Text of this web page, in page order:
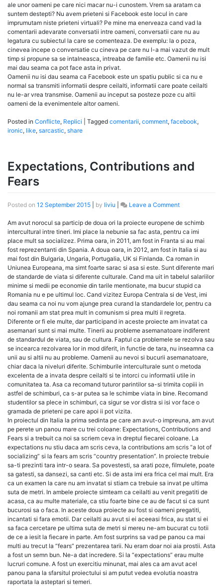
ale unor oameni pe care nici macar nu-i cunostem. Vrem sa aratam ca
suntem destepti? Nu avem prieteni si Facebook este locul in care
imprumutam niste prieteni virtuali? Pe mine ma enerveaza cand vad la
comentarii adevarate conversatii intre oameni, conversatii care nu au
legatura cu subiectul la care se comenteaza. De exemplu: la o poza,
cinevea incepe o conversatie cu cineva pe care nu l-a mai vazut de mult
timp si propune sa se intalneasca, intreaba de familie etc. Oamenii nu isi
mai dau seama ca pot face asta in privat.
Oamenii nu isi dau seama ca Facebook este un spatiu public si ca nu e
normal sa transmiti informatii despre ceilalti, informatii care poate ceilalti
nu le-ar vrea transmise. Oamenii au inceput sa posteze poze cu altii
oameni de la evenimentele altor oameni.
Posted in Conflicte, Replici Tagged comentarii, comment, facebook,
ironic, like, sarcastic, share
Expectations, Contributions and
Fears
Posted on 12 September 2015 by liviu Leave a Commenton
Contributions
and
Fears
Am avut norocul sa particip de doua ori la proiecte europene de schimb
intercultural intre tineri. Imi place la nebunie sa fac asta, pentru ca imi
place mult sa socializez. Prima oara, in 2011, am fost in Franta si au mai
fost reprezentanti din Spania. A doua oara, in 2012, am fost in Italia si au
mai fost din Bulgaria, Ungaria, Portugalia, UK si Finlanda. Ca roman in
Uniunea Europeana, ma simt foarte sarac si asa si este. Sunt diferente mari
de standarde de viata si diferente culturale. Cand ma uit in tabelul salariilor
minime si medii pe economie din tarile mentionate, ma bucur stupid ca
Romania nu e pe ultimul loc. Cand vizitez Europa Centrala si de Vest, imi
dau seama ca noi nu vom ajunge prea curand la standardele lor, pentru ca
noi romanii am stat prea mult in comunism si prea multi il regreta.
Diferente or fi ele multe, dar participand in aceste proiecte am invatat ca
asemanari sunt si mai multe. Tinerii au probleme asemanatoare indiferent
de standardul de viata, sau de cultura. Faptul ca problemele se rezolva sau
se incearca rezolvarea lor in mod diferit, in functie de tara, nu inseamna ca
unii au si altii nu au probleme. Oamenii au nevoi si bucurii asemanatoare,
chiar daca la niveluri diferite. Schimburile interculturale sunt o metoda
excelenta de a invata despre ceilalti si te intorci cu informatii utile in
comunitatea ta. Asa ca recomand tuturor parintilor sa-si trimita copiii in
astfel de schimburi, ca s-ar putea sa le schimbe viata in bine. Recomand
studentilor sa plece in schimburi, ca sigur se vor distra si isi vor face o
gramada de prieteni pe care apoi ii pot vizita.
In proiectul din Italia la prima sedinta pe care am avut-o impreuna, am avut
pe perete un panou mare cu trei coloane: Expectations, Contributions and
Fears si a trebuit ca noi sa scriem ceva in dreptul fiecarei coloane. La
expectations nu stiu daca am scris ceva, la contributions am scris “a lot of
socializing” si la fears am scris “country presentation”. In proiecte trebuie
sa-ti prezinti tara intr-o seara. Sa povestesti, sa arati poze, filmulete, poate
sa gatesti, sa dansezi, sa canti etc. Si de asta imi era frica cel mai mult. Era
ca un examen la care nu am invatat si stiam ca trebuie sa invat pe ultima
suta de metri. In ambele proiecte simteam ca ceilalti au venit pregatiti de
acasa, ca au multe materiale, ca stiu foarte bine ce au de facut si ca sunt
bucurosi sa o faca. In aceste doua proiecte au fost si oameni pregatiti,
incantati si fara emotii. Dar ceilalti au avut si ei aceeasi frica, au stat si ei
sa faca cercetare pe ultima suta de metri si mereu ne-am bucurat cu totii
de ce a iesit la fiecare in parte. Am fost surprins sa vad pe panou ca mai
multi au trecut la “fears” prezentarea tarii. Nu eram doar noi aia prostii. Asta
a fost un semn bun. Ne-a dat incredere. Si la “expectations” erau multe
lucruri comune. A fost un exercitiu minunat, mai ales ca am avut acel
panou pana la sfarsitul proiectului si am putut vedea evolutia noastra
raportata la asteptari si temeri.